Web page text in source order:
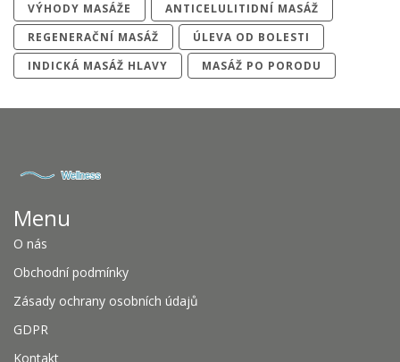
VÝHODY MASÁŽE
ANTICELULITIDNÍ MASÁŽ
REGENERAČNÍ MASÁŽ
ÚLEVA OD BOLESTI
INDICKÁ MASÁŽ HLAVY
MASÁŽ PO PORODU
Menu
O nás
Obchodní podmínky
Zásady ochrany osobních údajů
GDPR
Kontakt